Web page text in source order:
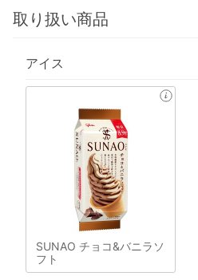
取り扱い商品
アイス
SUNAO チョコ&バニラソ
フト